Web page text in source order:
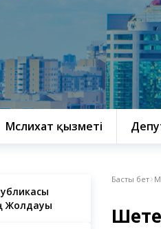
Мәслихат қызметі
Жолдауы
Басты бет